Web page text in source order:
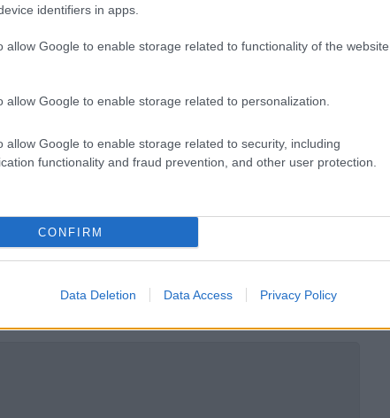
identifiers in apps.
allow Google to enable storage related to functionality of the website
allow Google to enable storage related to personalization.
allow Google to enable storage related to security, including
functionality and fraud prevention, and other user protection.
CONFIRM
Data Deletion Data Access Privacy Policy
νόμος και στις 3 Ιουνίου οι πολίτες
τους.
Ιουνίου του 1989, άρματα μάχης και
πλατεία και άνοιξαν πυρ εναντίον των
να αντεπιτεθούν με πέτρες,
έπεφταν νεκροί ή τραυματισμένοι
να διαλύεται.
των αυτοπτών μαρτύρων και των
κυμαίνονται από αρκετές εκατοντάδες
της Κίνας κάνει λόγο για 2.400